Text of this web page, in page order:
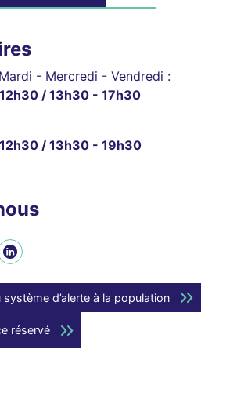
- Mercredi - Vendredi :
/ 13h30 - 17h30
/ 13h30 - 19h30
d’alerte à la population
réservé